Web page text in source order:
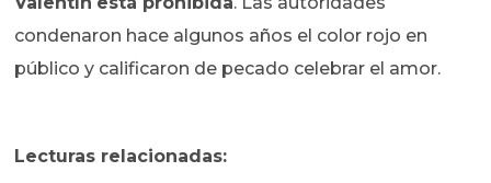
condenaron hace algunos años el color rojo en
público y calificaron de pecado celebrar el amor.
Lecturas relacionadas: